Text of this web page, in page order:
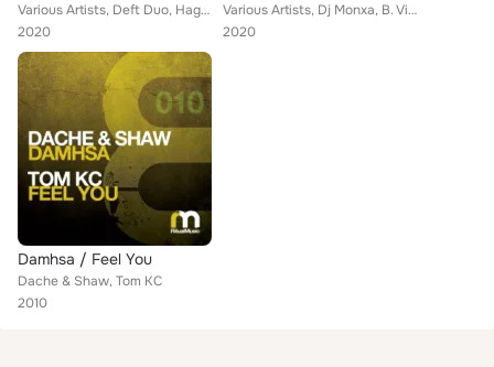
Various Artists, Deft Duo, Hagen Feetly, Frystal DJ, DJ Stephen, Absolut Groovers, Mark Bale, Francesco Diaz, Patrick Hofmann, N...
2020
Various Artists, Dj Monxa, B. Vivant, Duran, Jason Chance, Vladimir Corbin, Chicos Caliente, Francesco Diaz, Jaymee, Q.U.A.K.E, ...
2020
Damhsa / Feel You
Dache & Shaw, Tom KC
2010